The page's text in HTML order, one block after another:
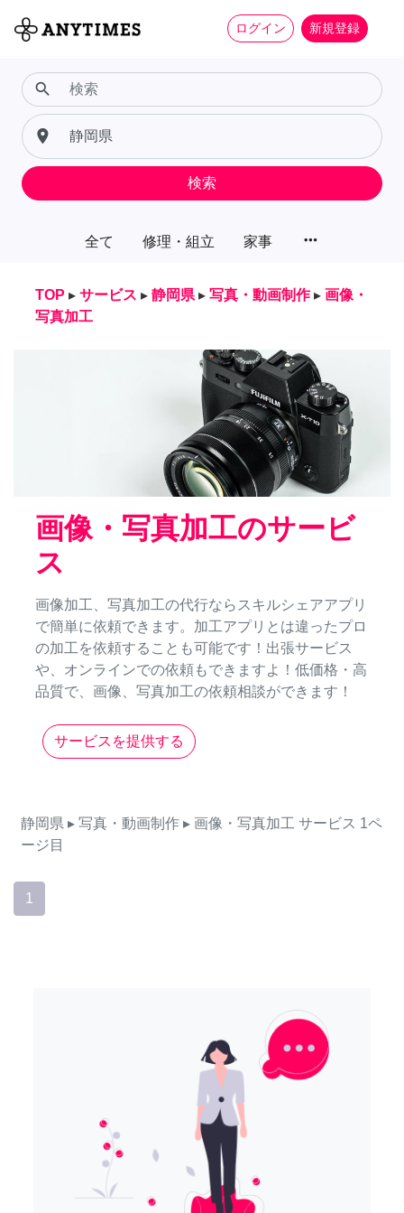
ログイン 新規登録
全て 修理・組立 家事 more_horiz
search
place
検索
TOP ▸ サービス ▸ 静岡県 ▸ 写真・動画制作 ▸ 画像・
写真加工
画像・写真加工のサービ
ス
画像加工、写真加工の代行ならスキルシェアアプリ
で簡単に依頼できます。加工アプリとは違ったプロ
の加工を依頼することも可能です！出張サービス
や、オンラインでの依頼もできますよ！低価格・高
品質で、画像、写真加工の依頼相談ができます！
サービスを提供する
静岡県 ▸ 写真・動画制作 ▸ 画像・写真加工 サービス 1ペ
ージ目
1